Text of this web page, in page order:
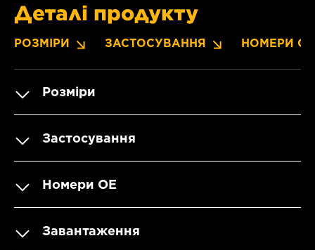
Деталі продукту
РОЗМІРИ ЗАСТОСУВАННЯ НОМЕРИ OE
Розміри
Застосування
Номери OE
Завантаження